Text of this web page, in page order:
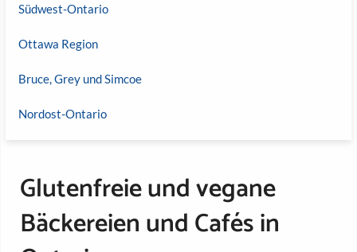
Südwest-Ontario
Ottawa Region
Bruce, Grey und Simcoe
Nordost-Ontario
Glutenfreie und vegane
Bäckereien und Cafés in